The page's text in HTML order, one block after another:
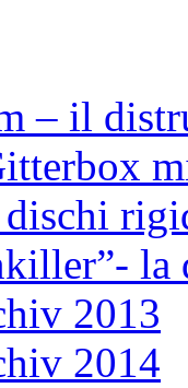
– il
la
2013
2014